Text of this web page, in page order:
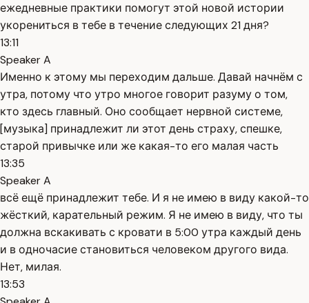
ежедневные практики помогут этой новой истории
укорениться в тебе в течение следующих 21 дня?
13:11
Speaker A
Именно к этому мы переходим дальше. Давай начнём с
утра, потому что утро многое говорит разуму о том,
кто здесь главный. Оно сообщает нервной системе,
[музыка] принадлежит ли этот день страху, спешке,
старой привычке или же какая-то его малая часть
13:35
Speaker A
всё ещё принадлежит тебе. И я не имею в виду какой-то
жёсткий, карательный режим. Я не имею в виду, что ты
должна вскакивать с кровати в 5:00 утра каждый день
и в одночасие становиться человеком другого вида.
Нет, милая.
13:53